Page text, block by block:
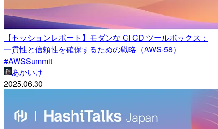
【セッションレポート】モダンな CI CD ツールボックス：
一貫性と信頼性を確保するための戦略（AWS-58）
#AWSSummit
あかいけ
2025.06.30